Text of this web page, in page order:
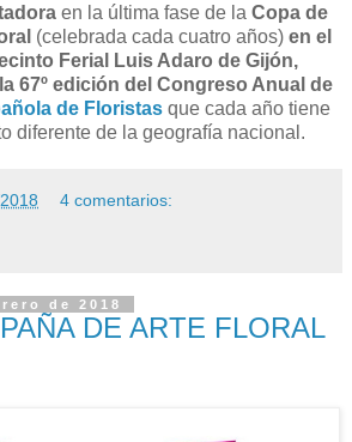
en la última fase de la Copa de
(celebrada cada cuatro años) en el
Ferial Luis Adaro de Gijón,
67º edición del Congreso Anual de
de Floristas que cada año tiene
diferente de la geografía nacional.
4 comentarios:
de 2018
DE ARTE FLORAL